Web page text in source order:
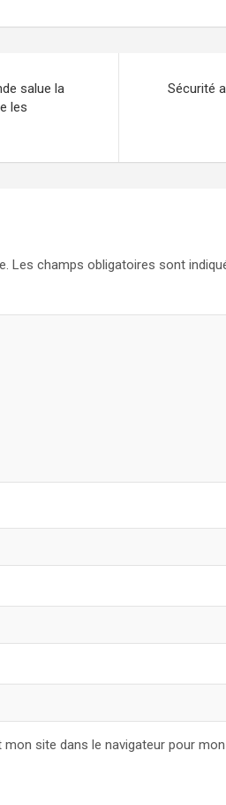
salue la
les
Sécurité
Les champs obligatoires sont
site dans le navigateur pour